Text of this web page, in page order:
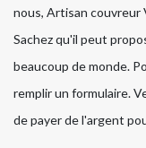
nous, Artisan couvreur
Sachez qu'il peut
beaucoup de monde.
remplir un formulaire.
de payer de l'argent